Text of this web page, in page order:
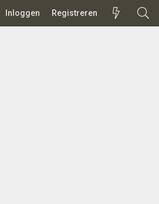
Inloggen Registreren